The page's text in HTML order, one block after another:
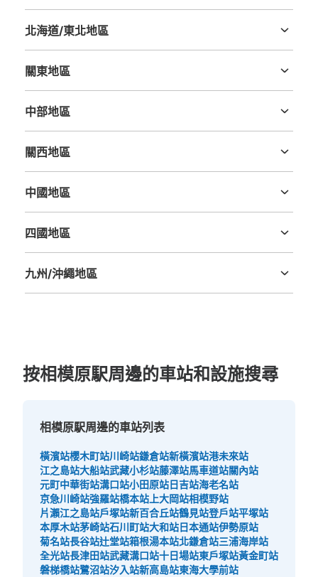
北海道/東北地區
關東地區
中部地區
關西地區
中國地區
四國地區
九州/沖繩地區
按相模原駅周邊的車站和設施搜尋
相模原駅周邊的車站列表
橫濱站櫻木町站川崎站鎌倉站新橫濱站港未來站
江之島站大船站武藏小杉站藤澤站馬車道站關內站
元町中華街站溝口站小田原站日吉站海老名站
京急川崎站強羅站橋本站 上大岡站相模野站
片瀨江之島站戶塚站新百合丘站鶴見站登戶站平塚站
本厚木站茅崎站石川町站大和站日本通站伊勢原站
菊名站長谷站辻堂站箱根湯本站北鎌倉站三浦海岸站
全光站長津田站武藏溝口站十日場站東戶塚站黃金町站
磐梯橋站鷺沼站汐入站新高島站東海大學前站